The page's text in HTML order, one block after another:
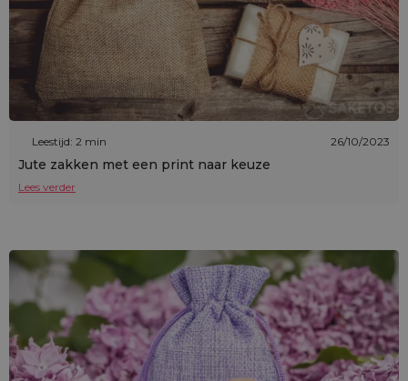
Leestijd: 2 min 26/10/2023
Jute zakken met een print naar keuze
Lees verder